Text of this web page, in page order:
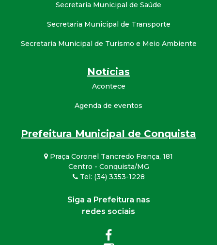
Secretaria Municipal de Saúde
Secretaria Municipal de Transporte
Secretaria Municipal de Turismo e Meio Ambiente
Notícias
Acontece
Agenda de eventos
Prefeitura Municipal de Conquista
Praça Coronel Tancredo França, 181
Centro - Conquista/MG
Tel: (34) 3353-1228
Siga a Prefeitura nas
redes sociais